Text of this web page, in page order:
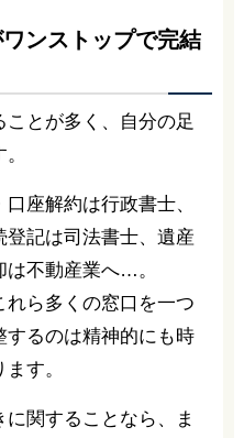
ンストップで完結
とが多く、自分の足
座解約は行政書士、
記は司法書士、遺産
不動産業へ…。
ら多くの窓口を一つ
るのは精神的にも時
す。
関することなら、ま